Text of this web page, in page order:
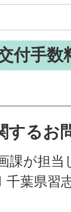
付手数
するお
課が担当
葉県習